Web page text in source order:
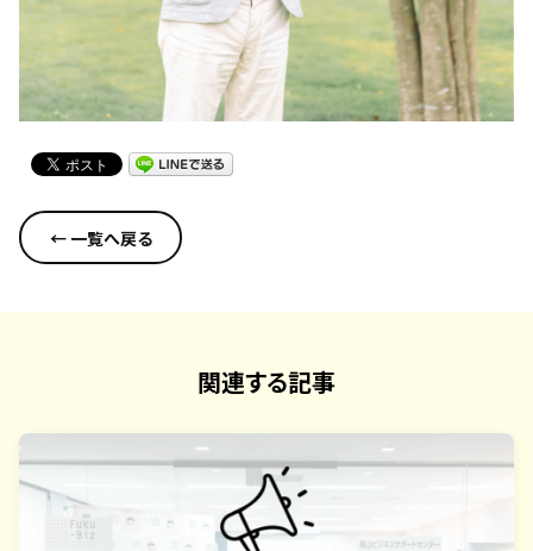
← 一覧へ戻る
関連する記事